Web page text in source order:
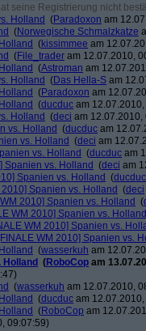
seine Registrierung nicht
Holland (Paradoxon am
(Norwegische Schmalzkatze
(kissimmee am
(File_trader am 12.07.2010,
(Astroman am
Holland (Das Hella-S am
(Paradoxon am
(ducduc am
Holland (deci am 12.07.2010,
vs. Holland (ducduc am
vs. Holland (deci am
vs. Holland (ducduc am
Spanien vs. Holland (deci am
Spanien vs. Holland (ducduc
Spanien vs. Holland (deci
2010] Spanien vs. Holland (
WM 2010] Spanien vs. Holland
WM 2010] Spanien vs.
WM 2010] Spanien vs.
(wasserkuh am
Holland (RoboCop am
(wasserkuh am 12.07.2010,
(ducduc am
(RoboCop am
09:07:59)